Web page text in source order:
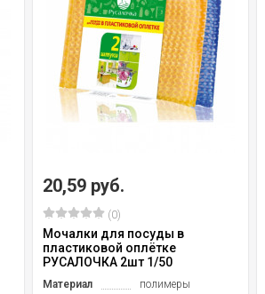
20,59 руб.
(0)
Мочалки для посуды в
пластиковой оплётке
РУСАЛОЧКА 2шт 1/50
Материал полимеры